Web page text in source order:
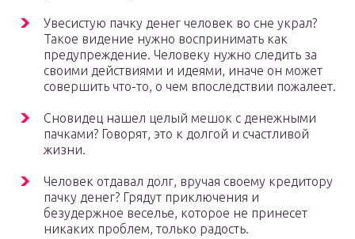
Увесистую пачку денег человек во сне украл?
Такое видение нужно воспринимать как
предупреждение. Человеку нужно следить за
своими действиями и идеями, иначе он может
совершить что-то, о чем впоследствии пожалеет.
Сновидец нашел целый мешок с денежными
пачками? Говорят, это к долгой и счастливой
жизни.
Человек отдавал долг, вручая своему кредитору
пачку денег? Грядут приключения и
безудержное веселье, которое не принесет
никаких проблем, только радость.